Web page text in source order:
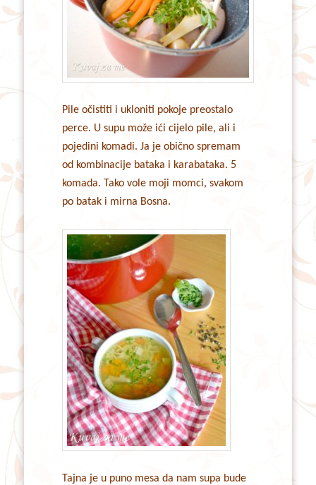
Pile očistiti i ukloniti pokoje preostalo
perce. U supu može ići cijelo pile, ali i
pojedini komadi. Ja je obično spremam
od kombinacije bataka i karabataka. 5
komada. Tako vole moji momci, svakom
po batak i mirna Bosna.
Tajna je u puno mesa da nam supa bude